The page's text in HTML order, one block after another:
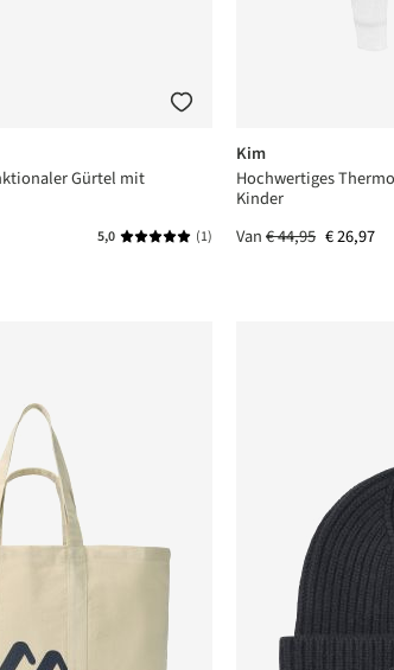
Gürtel mit
5,0 Gemiddelde waardering van 5 van
(1)
Kim
Hochwertiges
Kinder
Van€ 44,95 € 26,97